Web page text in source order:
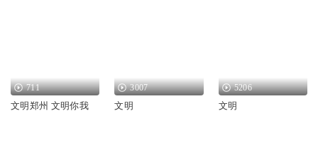
711
文明郑州 文明你我
3007
文明
5206
文明